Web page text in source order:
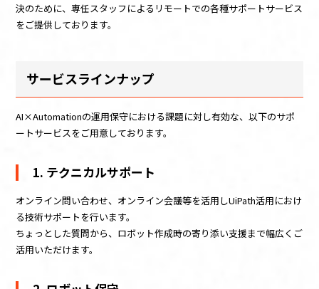
決のために、専任スタッフによるリモートでの各種サポートサービス
をご提供しております。
サービスラインナップ​
AI×Automationの運用保守における課題に対し有効な、以下のサポ
ートサービスをご用意しております。
1. テクニカルサポート
オンライン問い合わせ、オンライン会議等を活用しUiPath活用におけ
る技術サポートを行います。
ちょっとした質問から、ロボット作成時の寄り添い支援まで幅広くご
活用いただけます。